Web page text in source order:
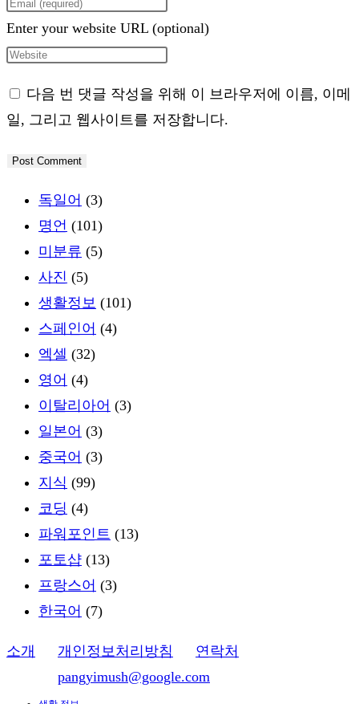
Enter your website URL (optional)
다음 번 댓글 작성을 위해 이 브라우저에 이름, 이메
일, 그리고 웹사이트를 저장합니다.
독일어 (3)
명언 (101)
미분류 (5)
사진 (5)
생활정보 (101)
스페인어 (4)
엑셀 (32)
영어 (4)
이탈리아어 (3)
일본어 (3)
중국어 (3)
지식 (99)
코딩 (4)
파워포인트 (13)
포토샵 (13)
프랑스어 (3)
한국어 (7)
소개 개인정보처리방침
연락처
pangyimush@google.com